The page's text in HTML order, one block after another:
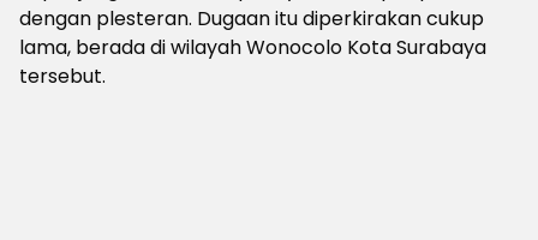
dengan plesteran. Dugaan itu diperkirakan cukup
lama, berada di wilayah Wonocolo Kota Surabaya
tersebut.